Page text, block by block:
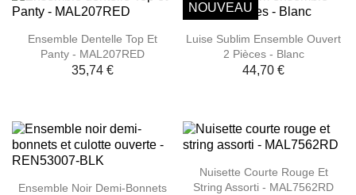
Ensemble Dentelle Top Et
Panty - MAL207RED
35,74 €
Luise Sublim Ensemble Ouvert
2 Pièces - Blanc
44,70 €
NOUVEAU
Ensemble Noir Demi-Bonnets
Nuisette Courte Rouge Et
String Assorti - MAL7562RD